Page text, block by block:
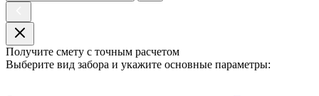
Получите смету с точным расчетом
Выберите вид забора и укажите основные параметры: